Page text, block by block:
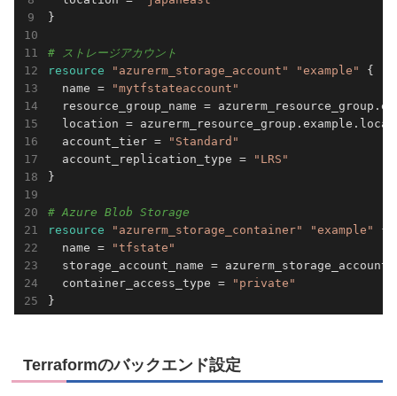
}
# ストレージアカウント
resource
"azurerm_storage_account" "example"
{
  name =
"mytfstateaccount"
resource_group_name =
location =
  account_tier =
"Standard"
  account_replication_type =
"LRS"
}
# Azure Blob Storage
resource
"azurerm_storage_container" "example"
{
  name =
"tfstate"
storage_account_name =
  container_access_type =
"private"
}
Terraformのバックエンド設定